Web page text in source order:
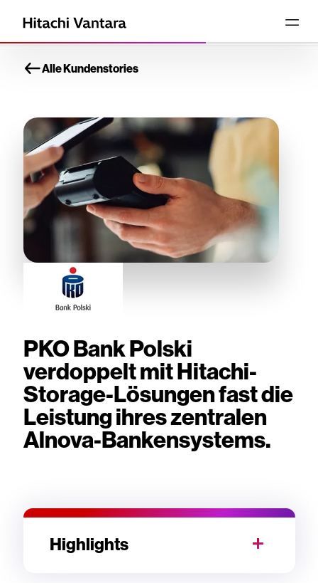
Alle Kundenstories
PKO Bank Polski
verdoppelt mit Hitachi-
Storage-Lösungen fast die
Leistung ihres zentralen
Alnova-Bankensystems.
Highlights